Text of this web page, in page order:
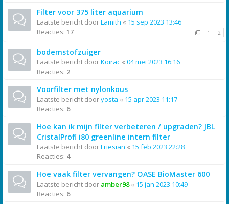
Filter voor 375 liter aquarium
Laatste bericht doorLamith « 15 sep 2023 13:46
Reacties: 17 1 2
bodemstofzuiger
Laatste bericht doorKoirac « 04 mei 2023 16:16
Reacties: 2
Voorfilter met nylonkous
Laatste bericht dooryosta « 15 apr 2023 11:17
Reacties: 6
Hoe kan ik mijn filter verbeteren / upgraden? JBL
CristalProfi i80 greenline intern filter
Laatste bericht doorFriesian « 15 feb 2023 22:28
Reacties: 4
Hoe vaak filter vervangen? OASE BioMaster 600
Laatste bericht door amber98« 15 jan 2023 10:49
Reacties: 6